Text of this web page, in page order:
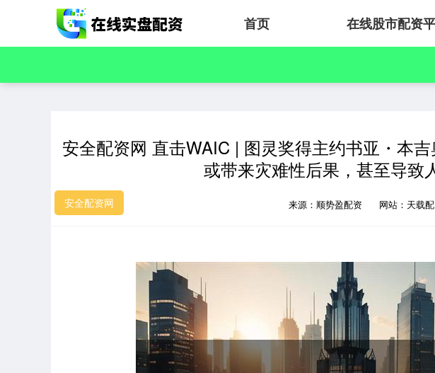
首页 在线股市配资
安全配资网 直击WAIC | 图灵奖得主约书亚・本
或带来灾难性后果，甚至导致
安全配资网 来源：顺势盈配资 网站：天载